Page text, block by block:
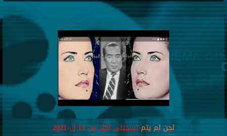
لحن لم يتم-تسجيلى اكثر من 15 ق-2021